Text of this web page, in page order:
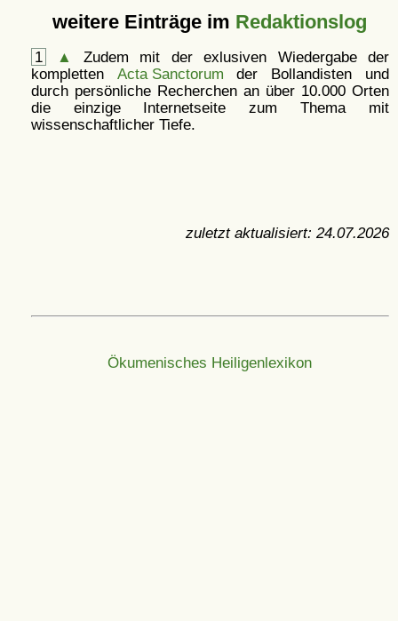
weitere Einträge im Redaktionslog
1 ▲
Zudem mit der exlusiven Wiedergabe der
kompletten Acta Sanctorum der Bollandisten und
durch persönliche Recherchen an über 10.000 Orten
die einzige Internetseite zum Thema mit
wissenschaftlicher Tiefe.
zuletzt aktualisiert: 24.07.2026
Ökumenisches Heiligenlexikon